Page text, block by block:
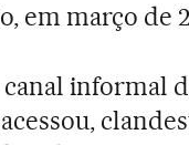
em março de
informal